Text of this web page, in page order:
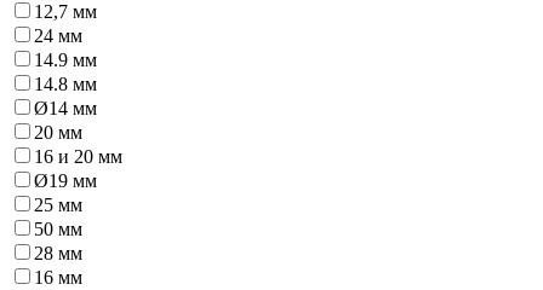
12,7 мм
24 мм
14.9 мм
14.8 мм
Ø14 мм
20 мм
16 и 20 мм
Ø19 мм
25 мм
50 мм
28 мм
16 мм